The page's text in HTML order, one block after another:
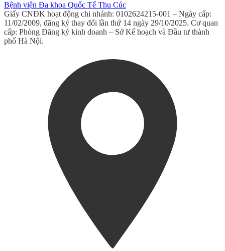
Bệnh viện Đa khoa Quốc Tế Thu Cúc
Giấy CNĐK hoạt động chi nhánh: 0102624215-001 – Ngày cấp:
11/02/2009, đăng ký thay đổi lần thứ 14 ngày 29/10/2025. Cơ quan
cấp: Phòng Đăng ký kinh doanh – Sở Kế hoạch và Đầu tư thành
phố Hà Nội.